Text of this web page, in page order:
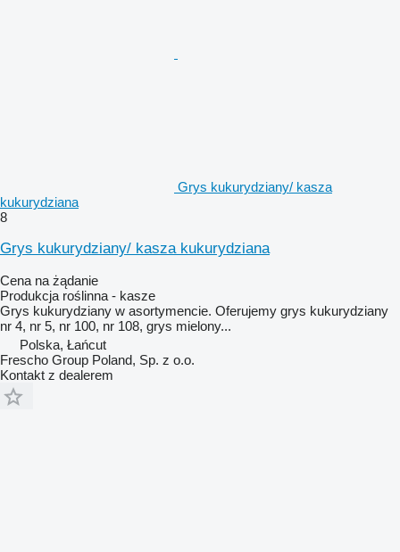
Grys kukurydziany/ kasza
kukurydziana
8
Grys kukurydziany/ kasza kukurydziana
Cena na żądanie
Produkcja roślinna - kasze
Grys kukurydziany w asortymencie. Oferujemy grys kukurydziany
nr 4, nr 5, nr 100, nr 108, grys mielony...
Polska, Łańcut
Frescho Group Poland, Sp. z o.o.
Kontakt z dealerem